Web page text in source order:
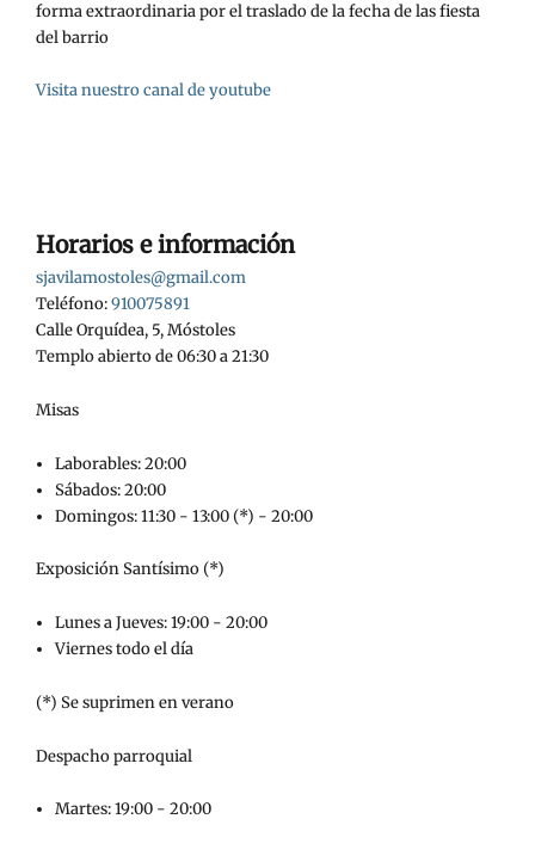
forma extraordinaria por el traslado de la fecha de las fiesta
del barrio
Visita nuestro canal de youtube
Horarios e información
sjavilamostoles@gmail.com
Teléfono:910075891
Calle Orquídea, 5, Móstoles
Templo abierto de 06:30 a 21:30
Misas
Laborables: 20:00
Sábados: 20:00
Domingos: 11:30 - 13:00 (*) - 20:00
Exposición Santísimo (*)
Lunes a Jueves: 19:00 - 20:00
Viernes todo el día
(*) Se suprimen en verano
Despacho parroquial
Martes: 19:00 - 20:00